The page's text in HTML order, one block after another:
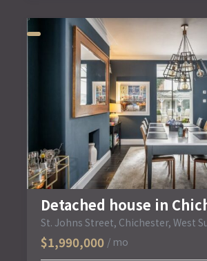
Detached house in
St. Johns Street, Chichester, West
$1,990,000 / mo